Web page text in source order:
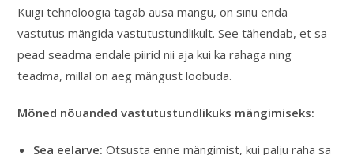
Kuigi tehnoloogia tagab ausa mängu, on sinu enda
vastutus mängida vastutustundlikult. See tähendab, et sa
pead seadma endale piirid nii aja kui ka rahaga ning
teadma, millal on aeg mängust loobuda.
Mõned nõuanded vastutustundlikuks mängimiseks:
Sea eelarve: Otsusta enne mängimist, kui palju raha sa